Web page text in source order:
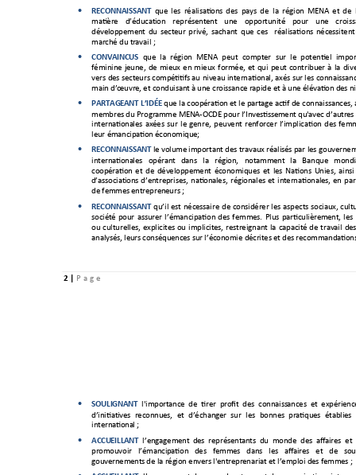
2 P a g e
 RECONNAISSANT que les réalisations des  pays de  la région MENA et de
matière
d’éducation représentent une opportunité pour une
développement du secteur privé, sachant que ces réalisations nécessitent
marché du travail ;
 CONVAINCUS que la région MENA peut compter sur le potentiel
féminine jeune, de mieux en mieux formée, et qui peut contribuer à la
vers des secteurs compétitifs au niveau international, axés sur les
main d’œuvre, et conduisant à une croissance rapide et à une élévation des
 PARTAGEANT L’IDÉE que la coopération et le partage actif de connaissances,
membres du Programme MENA-OCDE pour l’Investissement qu'avec d’autr
internationales axées sur le genre, peuvent renforcer l’implication des
leur émancipation économique;
 RECONNAISSANT le volume important des travaux réalisés par les
internationales opérant dans la région, notamment la Banque mond
coopération et de développement économiques et les Nations Unies,
ainsi
d’associations d’entreprises, nationales, régionales et internationales, en
de femmes entrepreneurs ;
 RECONNAISSANT qu’il est nécessaire de considérer les aspects sociaux,
société pour assurer l’émancipation des femmes. Plus particulièrement, les
ou culturelles, explicites ou implicites, restreignant la capacité de travail
analysés, leurs conséquences sur l’économie décrites et des recommandatio
 SOULIGNANT l'importance  de  tirer  profit  des  connaissances  et
d’initiatives reconnues, et d’échanger sur les bonnes pratiques établies
international ;
 ACCUEILLANT l’engagement
  des  représent
ants
  du  monde  des  a
ffaires  et
promouvoir
l’émancipation des femmes dans les affaires et de
gouvernements de la région envers l'entreprenariat et l’emploi des femmes ;